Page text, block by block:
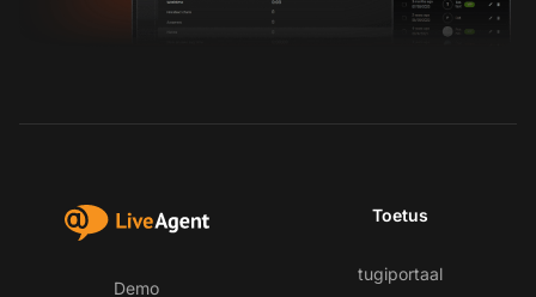
Demo
Toetus
tugiportaal